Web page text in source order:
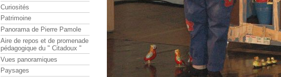
Curiosités
Patrimoine
Panorama de Pierre Pamole
Aire de repos et de promenade
pédagogique du " Citadoux "
Vues panoramiques
Paysages